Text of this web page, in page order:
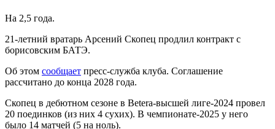
На 2,5 года.
21-летний вратарь Арсений Скопец продлил контракт с
борисовским БАТЭ.
Об этом сообщает пресс-служба клуба. Соглашение
рассчитано до конца 2028 года.
Скопец в дебютном сезоне в Betera-высшей лиге-2024 провел
20 поединков (из них 4 сухих). В чемпионате-2025 у него
было 14 матчей (5 на ноль).